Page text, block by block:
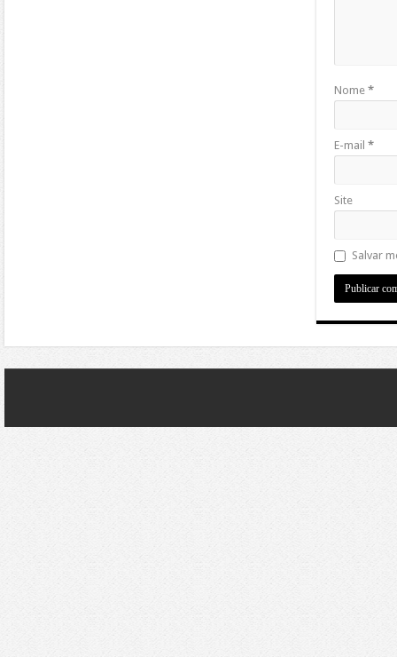
Nome *
E-mail *
Site
Salvar